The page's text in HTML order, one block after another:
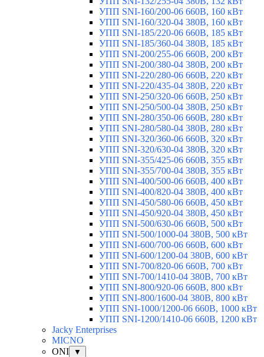
УПП SNI-160/200-06 660В, 160 кВт
УПП SNI-160/320-04 380В, 160 кВт
УПП SNI-185/220-06 660В, 185 кВт
УПП SNI-185/360-04 380В, 185 кВт
УПП SNI-200/255-06 660В, 200 кВт
УПП SNI-200/380-04 380В, 200 кВт
УПП SNI-220/280-06 660В, 220 кВт
УПП SNI-220/435-04 380В, 220 кВт
УПП SNI-250/320-06 660В, 250 кВт
УПП SNI-250/500-04 380В, 250 кВт
УПП SNI-280/350-06 660В, 280 кВт
УПП SNI-280/580-04 380В, 280 кВт
УПП SNI-320/360-06 660В, 320 кВт
УПП SNI-320/630-04 380В, 320 кВт
УПП SNI-355/425-06 660В, 355 кВт
УПП SNI-355/700-04 380В, 355 кВт
УПП SNI-400/500-06 660В, 400 кВт
УПП SNI-400/820-04 380В, 400 кВт
УПП SNI-450/580-06 660В, 450 кВт
УПП SNI-450/920-04 380В, 450 кВт
УПП SNI-500/630-06 660В, 500 кВт
УПП SNI-500/1000-04 380В, 500 кВт
УПП SNI-600/700-06 660В, 600 кВт
УПП SNI-600/1200-04 380В, 600 кВт
УПП SNI-700/820-06 660В, 700 кВт
УПП SNI-700/1410-04 380В, 700 кВт
УПП SNI-800/920-06 660В, 800 кВт
УПП SNI-800/1600-04 380В, 800 кВт
УПП SNI-1000/1200-06 660В, 1000 кВт
УПП SNI-1200/1410-06 660В, 1200 кВт
Jacky Enterprises
MICNO
ONI
▼